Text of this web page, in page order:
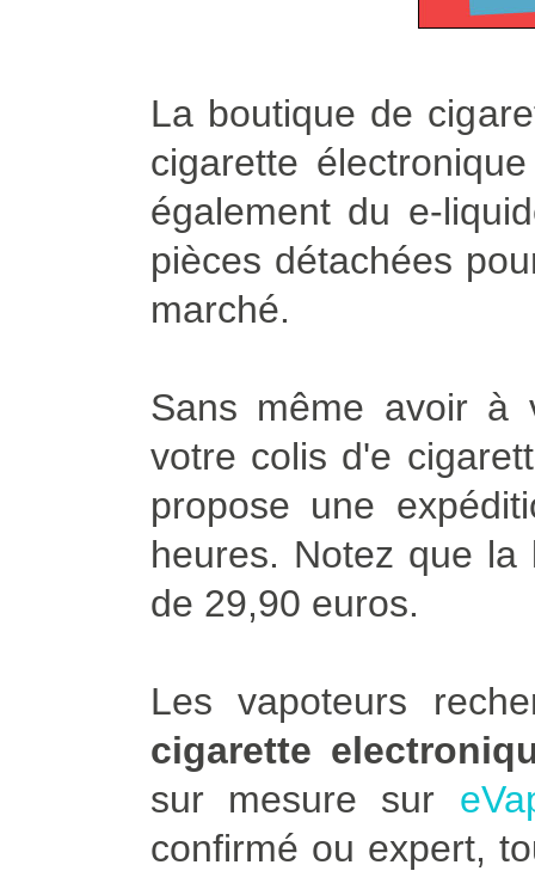
La boutique de
cigarette
également du e-
pièces détachées
marché.
Sans même avoir à
votre colis d'e
propose une
heures. Notez que
de 29,90 euros.
Les vapoteurs
cigarette
sur mesure sur
confirmé ou expert,